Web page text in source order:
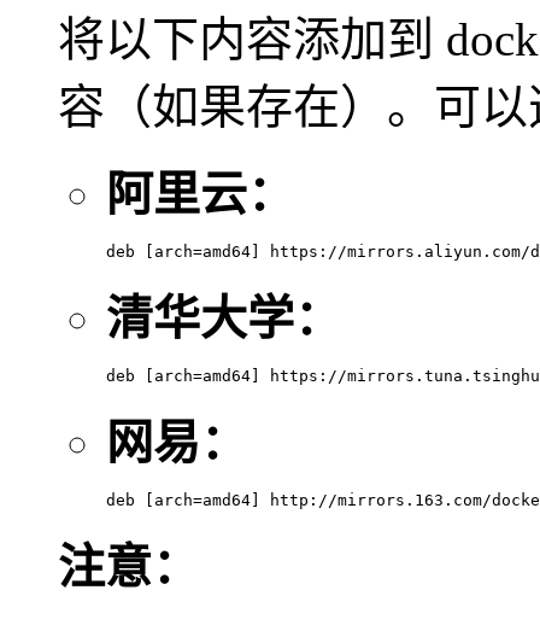
将以下内容添加到
容（如果存在）。可
阿里云：
deb [ arch=amd64] https://
清华大学：
deb [ arch=amd64] https://
网易：
deb [ arch=amd64] http://mirrors.163.com/
注意：